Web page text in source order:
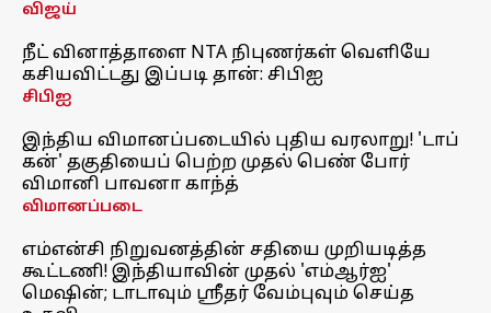
விஜய்
நீட் வினாத்தாளை NTA நிபுணர்கள் வெளியே
கசியவிட்டது இப்படி தான்: சிபிஐ
சிபிஐ
இந்திய விமானப்படையில் புதிய வரலாறு! 'டாப்
கன்' தகுதியைப் பெற்ற முதல் பெண் போர்
விமானி பாவனா காந்த்
விமானப்படை
எம்என்சி நிறுவனத்தின் சதியை முறியடித்த
கூட்டணி! இந்தியாவின் முதல் 'எம்ஆர்ஐ'
மெஷின்; டாடாவும் ஸ்ரீதர் வேம்புவும் செய்த